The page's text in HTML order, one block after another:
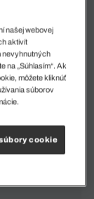
Court Pro
našej webovej
aktivít
nevyhnutných
na „Súhlasím“. Ak
môžete kliknúť
súborov
cookie